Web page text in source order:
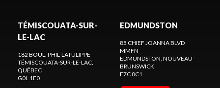
TÉMISCOUATA-SUR-
LE-LAC
182 BOUL. PHIL-LATULIPPE
TÉMISCOUATA-SUR-LE-LAC,
QUÉBEC
G0L 1E0
EDMUNDSTON
85 CHIEF JOANNA BLVD
MMFN
EDMUNDSTON, NOUVEAU-
BRUNSWICK
E7C 0C1